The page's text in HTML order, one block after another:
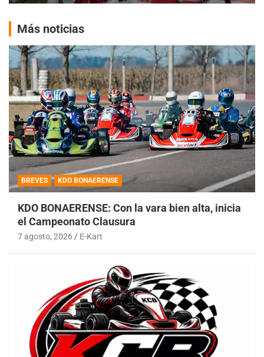
Más noticias
BREVES KDO BONAERENSE
KDO BONAERENSE: Con la vara bien alta, inicia
el Campeonato Clausura
7 agosto, 2026 E-Kart